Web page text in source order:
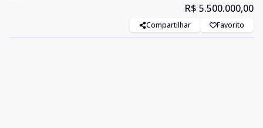
R$ 5.500.000,00
Compartilhar Favorito